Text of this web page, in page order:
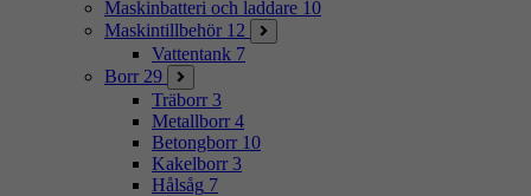
Maskinbatteri och laddare 10
Maskintillbehör 12
Vattentank 7
Borr 29
Träborr 3
Metallborr 4
Betongborr 10
Kakelborr 3
Hålsåg 7